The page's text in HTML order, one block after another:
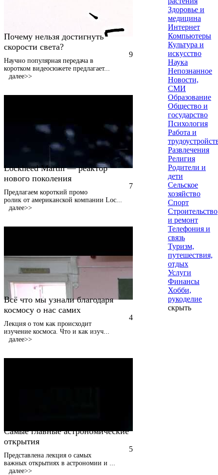
Здоровье и
медицина
Интернет
Компьютеры
Культура и
искусство
Наука
Непознанное
Новости,
СМИ
Образование
Общество и
государство
Психология
Работа и
Развлечения
Религия
Родители и
дети
Сельское
хозяйство
Спорт
Строительство
и ремонт
Телефония и
связь
Туризм,
путешествия,
отдых
Услуги
Финансы
Хобби,
рукоделие
скрыть
Почему нельзя достигнуть
скорости света?
9
Научно популярная передача в
коротком видеосюжете предлагает...
далее>>
Lockheed Martin — реактор
нового поколения
7
Предлагаем короткий промо
ролик от американской компании Loc
далее>>
Всё что мы узнали благодаря
космосу о нас самих
4
Лекция о том как происходит
изучение космоса. Что и как изуч
далее>>
Самые главные астрономические
открытия
5
Представлена лекция о самых
важных открытиях в астрономии и
далее>>